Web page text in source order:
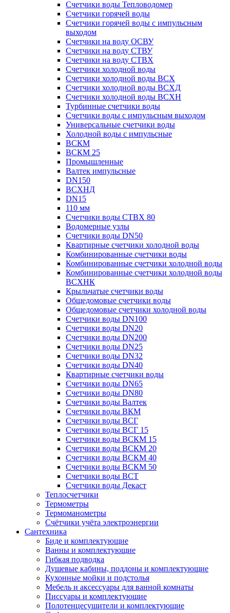
Счетчики воды Тепловодомер
Счетчики горячей воды
Счетчики горячей воды с импульсным
выходом
Счетчики на воду ОСВУ
Счетчики на воду СТВУ
Счетчики на воду СТВХ
Счетчики холодной воды
Счетчики холодной воды ВСХ
Счетчики холодной воды ВСХД
Счетчики холодной воды ВСХН
Турбинные счетчики воды
Счетчики воды с импульсным выходом
Универсальные счетчики воды
Холодной воды с импульсные
ВСКМ
ВСКМ 25
Промышленные
Валтек импульсные
DN150
ВСХНД
DN15
110 мм
Счетчики воды СТВХ 80
Водомерные узлы
Счетчики воды DN50
Квартирные счетчики холодной воды
Комбинированные счетчики воды
Комбинированные счетчики холодной воды
Комбинированные счетчики холодной воды
ВСХНК
Крыльчатые счетчики воды
Общедомовые счетчики воды
Общедомовые счетчики холодной воды
Счетчики воды DN100
Счетчики воды DN20
Счетчики воды DN200
Счетчики воды DN25
Счетчики воды DN32
Счетчики воды DN40
Квартирные счетчики воды
Счетчики воды DN65
Счетчики воды DN80
Счетчики воды Валтек
Счетчики воды ВКМ
Счетчики воды ВСГ
Счетчики воды ВСГ 15
Счетчики воды ВСКМ 15
Счетчики воды ВСКМ 20
Счетчики воды ВСКМ 40
Счетчики воды ВСКМ 50
Счетчики воды ВСТ
Счетчики воды Декаст
Теплосчетчики
Термометры
Термоманометры
Счётчики учёта электроэнергии
Сантехника
Биде и комплектующие
Ванны и комплектующие
Гибкая подводка
Душевые кабины, поддоны и комплектующие
Кухонные мойки и подстолья
Мебель и аксессуары для ванной комнаты
Писсуары и комплектующие
Полотенцесушители и комплектующие